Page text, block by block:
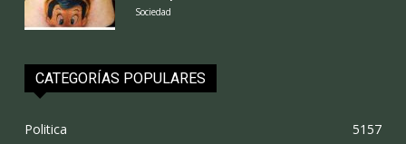
Sociedad
CATEGORÍAS POPULARES
Politica
5157